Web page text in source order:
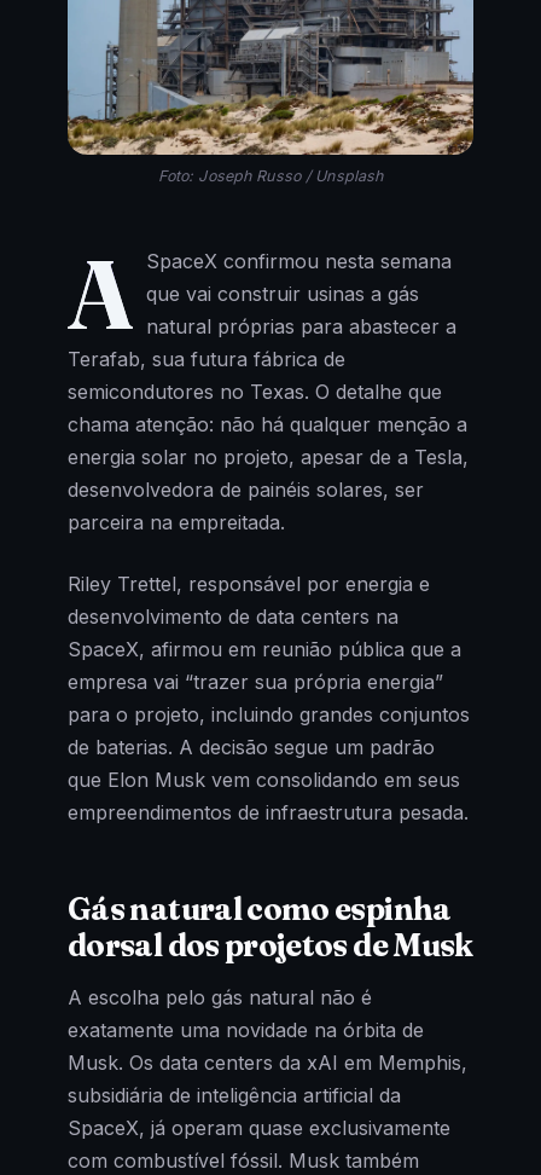
Foto: Joseph Russo / Unsplash
A SpaceX confirmou nesta semana
que vai construir usinas a gás
natural próprias para abastecer a
Terafab, sua futura fábrica de
semicondutores no Texas. O detalhe que
chama atenção: não há qualquer menção a
energia solar no projeto, apesar de a Tesla,
desenvolvedora de painéis solares, ser
parceira na empreitada.
Riley Trettel, responsável por energia e
desenvolvimento de data centers na
SpaceX, afirmou em reunião pública que a
empresa vai “trazer sua própria energia”
para o projeto, incluindo grandes conjuntos
de baterias. A decisão segue um padrão
que Elon Musk vem consolidando em seus
empreendimentos de infraestrutura pesada.
Gás natural como espinha
dorsal dos projetos de Musk
A escolha pelo gás natural não é
exatamente uma novidade na órbita de
Musk. Os data centers da xAI em Memphis,
subsidiária de inteligência artificial da
SpaceX, já operam quase exclusivamente
com combustível fóssil. Musk também